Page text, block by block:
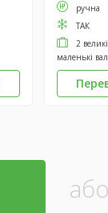
ручна
ТАК
2
маленькі
або